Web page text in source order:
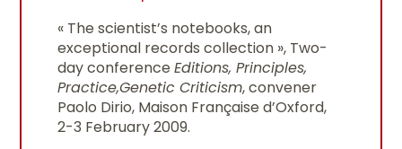
« The scientist’s notebooks, an
exceptional records collection », Two-
day conferenceEditions, Principles,
Practice,Genetic Criticism, convener
Paolo Dirio, Maison Française d’Oxford,
2-3 February 2009.